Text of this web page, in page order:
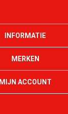
INFORMATIE
MERKEN
MIJN ACCOUNT